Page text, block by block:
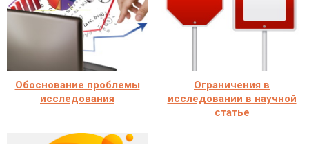
Обоснование проблемы
исследования
Ограничения в
исследовании в научной
статье